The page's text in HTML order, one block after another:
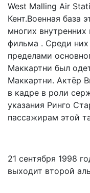
West Malling Air
Кент.Военная база
многих
фильма . Среди
пределами
Маккартни был
Маккартни. Актёр
в кадре в роли
указания Ринго
пассажирам этой
21 сентября 1998
выходит второй